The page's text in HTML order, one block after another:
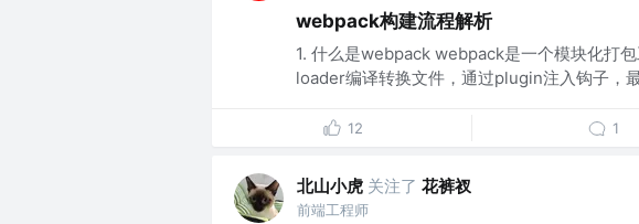
webpack构建流程解析
1. 什么是webpack webpack是一个模块化打
loader编译转换文件，通过plugin注入钩子，
12 1
北山小虎 关注了 花裤衩
前端工程师